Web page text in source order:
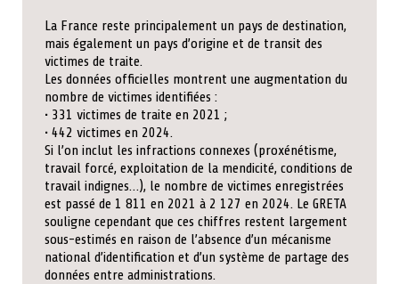
La France reste principalement un pays de destination,
mais également un pays d’origine et de transit des
victimes de traite.
Les données officielles montrent une augmentation du
nombre de victimes identifiées :
• 331 victimes de traite en 2021 ;
• 442 victimes en 2024.
Si l’on inclut les infractions connexes (proxénétisme,
travail forcé, exploitation de la mendicité, conditions de
travail indignes…), le nombre de victimes enregistrées
est passé de 1 811 en 2021 à 2 127 en 2024. Le GRETA
souligne cependant que ces chiffres restent largement
sous-estimés en raison de l’absence d’un mécanisme
national d’identification et d’un système de partage des
données entre administrations.